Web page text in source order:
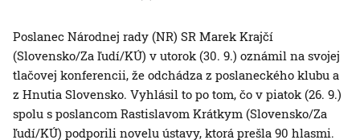
Poslanec Národnej rady (NR) SR Marek Krajčí
(Slovensko/Za ľudí/KÚ) v utorok (30. 9.) oznámil na svojej
tlačovej konferencii, že odchádza z poslaneckého klubu a
z Hnutia Slovensko. Vyhlásil to po tom, čo v piatok (26. 9.)
spolu s poslancom Rastislavom Krátkym (Slovensko/Za
ľudí/KÚ) podporili novelu ústavy, ktorá prešla 90 hlasmi.